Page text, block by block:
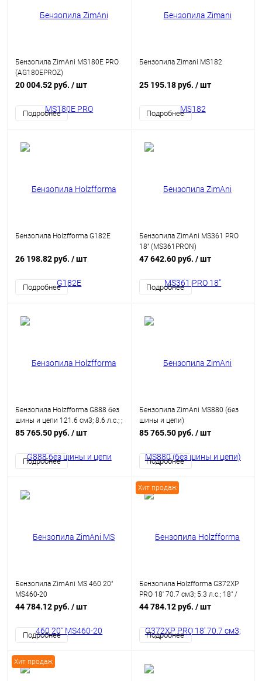
Бензопила ZimAni MS180E PRO
(AG180EPROZ)
20 004.52 руб. / шт
Подробнее
Бензопила Zimani MS182
25 195.18 руб. / шт
Подробнее
Бензопила Holzfforma G182E
26 198.82 руб. / шт
Подробнее
Бензопила ZimAni MS361 PRO
18" (MS361PRON)
47 642.60 руб. / шт
Подробнее
Бензопила Holzfforma G888 без
шины и цепи 121.6 см3; 8.6 л.с.; ;
0.404; 1.6; ; 8.00 кг
85 765.50 руб. / шт
Подробнее
Бензопила ZimAni MS880 (без
шины и цепи)
85 765.50 руб. / шт
Подробнее
Бензопила ZimAni MS 460 20"
MS460-20
44 784.12 руб. / шт
Подробнее
Хит продаж
Бензопила Holzfforma G372XP
PRO 18' 70.7 см3; 5.3 л.с.; 18" /
45 см; 3/8; 1.6; 68 зв.; 6.10 кг
44 784.12 руб. / шт
Подробнее
Хит продаж